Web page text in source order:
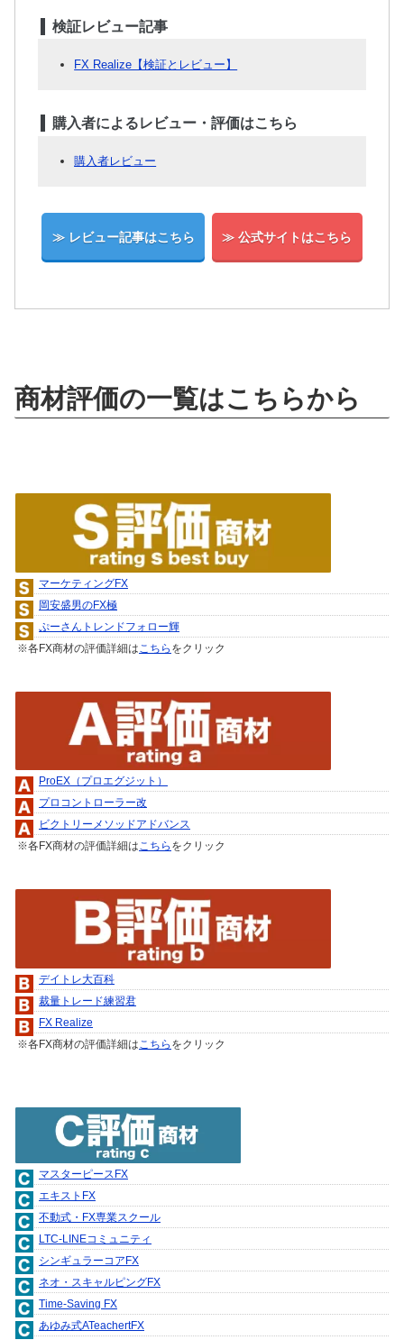
検証レビュー記事
FX Realize【検証とレビュー】
購入者によるレビュー・評価はこちら
購入者レビュー
≫ レビュー記事はこちら ≫ 公式サイトはこちら
商材評価の一覧はこちらから
マーケティングFX
岡安盛男のFX極
ぷーさんトレンドフォロー輝
※各FX商材の評価詳細はこちら をクリック
ProEX（プロエグジット）
プロコントローラー改
ビクトリーメソッドアドバンス
※各FX商材の評価詳細はこちら をクリック
デイトレ大百科
裁量トレード練習君
FX Realize
※各FX商材の評価詳細はこちら をクリック
マスターピースFX
エキストFX
不動式・FX専業スクール
LTC-LINEコミュニティ
シンギュラーコアFX
ネオ・スキャルピングFX
Time-Saving FX
あゆみ式ATeachertFX